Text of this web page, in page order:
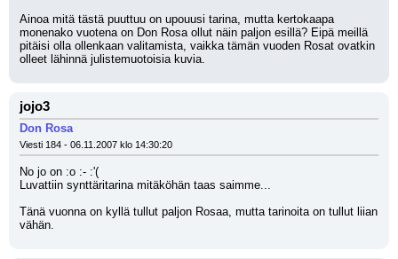
Ainoa mitä tästä puuttuu on upouusi tarina, mutta kertokaapa
monenako vuotena on Don Rosa ollut näin paljon esillä? Eipä meillä
pitäisi olla ollenkaan valitamista, vaikka tämän vuoden Rosat ovatkin
olleet lähinnä julistemuotoisia kuvia.
jojo3
Don Rosa
Viesti 184 - 06.11.2007 klo 14:30:20
No jo on :o :- :'(
Luvattiin synttäritarina mitäköhän taas saimme...
Tänä vuonna on kyllä tullut paljon Rosaa, mutta tarinoita on tullut liian
vähän.